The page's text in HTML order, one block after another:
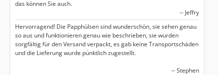
das können Sie auch.
-- Jeffry
Hervorragend! Die Papphülsen sind wunderschön, sie sehen genau
so aus und funktionieren genau wie beschrieben, sie wurden
sorgfältig für den Versand verpackt, es gab keine Transportschäden
und die Lieferung wurde pünktlich zugestellt.
-- Stephen